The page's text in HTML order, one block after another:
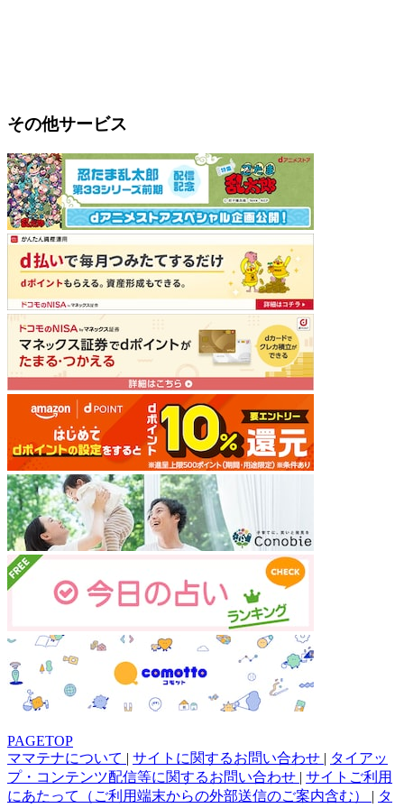
その他サービス
PAGETOP
ママテナについて | サイトに関するお問い合わせ | タイアッ
プ・コンテンツ配信等に関するお問い合わせ | サイトご利用
にあたって（ご利用端末からの外部送信のご案内含む） | タ